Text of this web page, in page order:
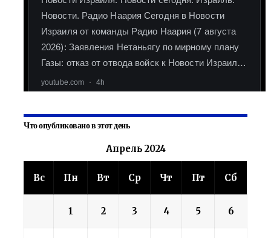
Что опубликовано в этот день
Апрель 2024
Вс Пн Вт Ср Чт Пт Сб
1 2 3 4 5 6